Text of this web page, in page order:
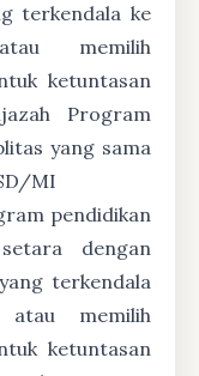
terkendala ke
memilih
ketuntasan
Program
yang sama
MI
pendidikan
dengan
terkendala
memilih
ketuntasan